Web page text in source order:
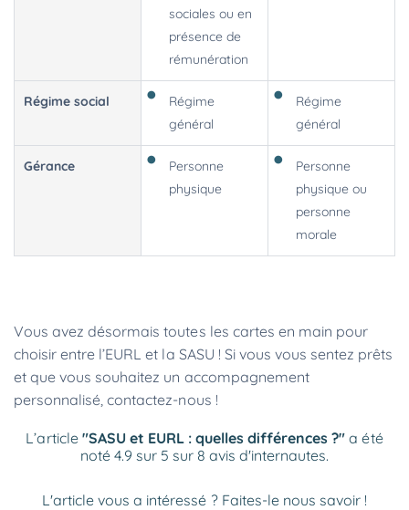
sociales ou en
présence de
rémunération
Régime social
Régime
général
Régime
général
Gérance
Personne
physique
Personne
physique ou
personne
morale
Vous avez désormais toutes les cartes en main pour
choisir entre l’EURL et la SASU ! Si vous vous sentez prêts
et que vous souhaitez un accompagnement
personnalisé, contactez-nous !
L’article "SASU et EURL : quelles différences ?" a été
noté 4.9 sur 5 sur 8 avis d'internautes.
L'article vous a intéressé ? Faites-le nous savoir !